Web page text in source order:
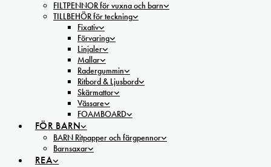
FILTPENNOR för vuxna och barn
TILLBEHÖR för teckning
Fixativ
Förvaring
Linjaler
Mallar
Radergummin
Ritbord & Ljusbord
Skärmattor
Vässare
FOAMBOARD
FÖR BARN
BARN Ritpapper och färgpennor
Barnsaxar
REA